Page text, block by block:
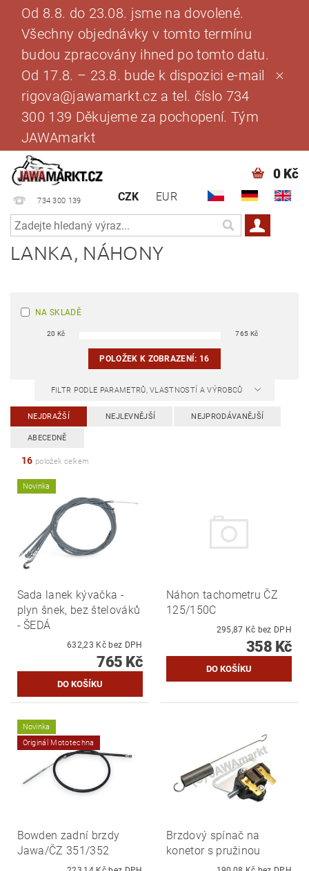
Od 8.8. do 23.08. jsme na dovolené.
Všechny objednávky v tomto termínu
budou zpracovány ihned po tomto datu.
Od 17.8. – 23.8. bude k dispozici e-mail
rigova@jawamarkt.cz a tel. číslo 734
300 139 Děkujeme za pochopení. Tým
JAWAmarkt
734 300 139 CZK EUR
0 Kč
LANKA, NÁHONY
NA SKLADĚ
20 Kč 765 Kč
POLOŽEK K ZOBRAZENÍ: 16
FILTR PODLE PARAMETRŮ, VLASTNOSTÍ A VÝROBCŮ
NEJDRAŽŠÍ NEJLEVNĚJŠÍ NEJPRODÁVANĚJŠÍ
ABECEDNĚ
16 položek celkem
Novinka
Sada lanek kývačka -
plyn šnek, bez štelováků
- ŠEDÁ
632,23 Kč bez DPH
765 Kč
Náhon tachometru ČZ
125/150C
295,87 Kč bez DPH
358 Kč
Novinka
Originál Mototechna
Bowden zadní brzdy
Jawa/ČZ 351/352
Brzdový spínač na
konetor s pružinou